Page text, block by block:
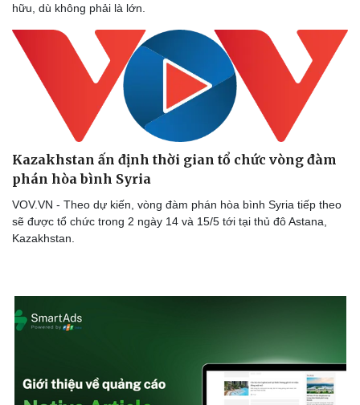
Thể thao
Thế giới thể thao
eSports
Tư vấn
hữu, dù không phải là lớn.
Kazakhstan ấn định thời gian tổ chức vòng đàm
phán hòa bình Syria
VOV.VN - Theo dự kiến, vòng đàm phán hòa bình Syria tiếp theo
sẽ được tổ chức trong 2 ngày 14 và 15/5 tới tại thủ đô Astana,
Kazakhstan.